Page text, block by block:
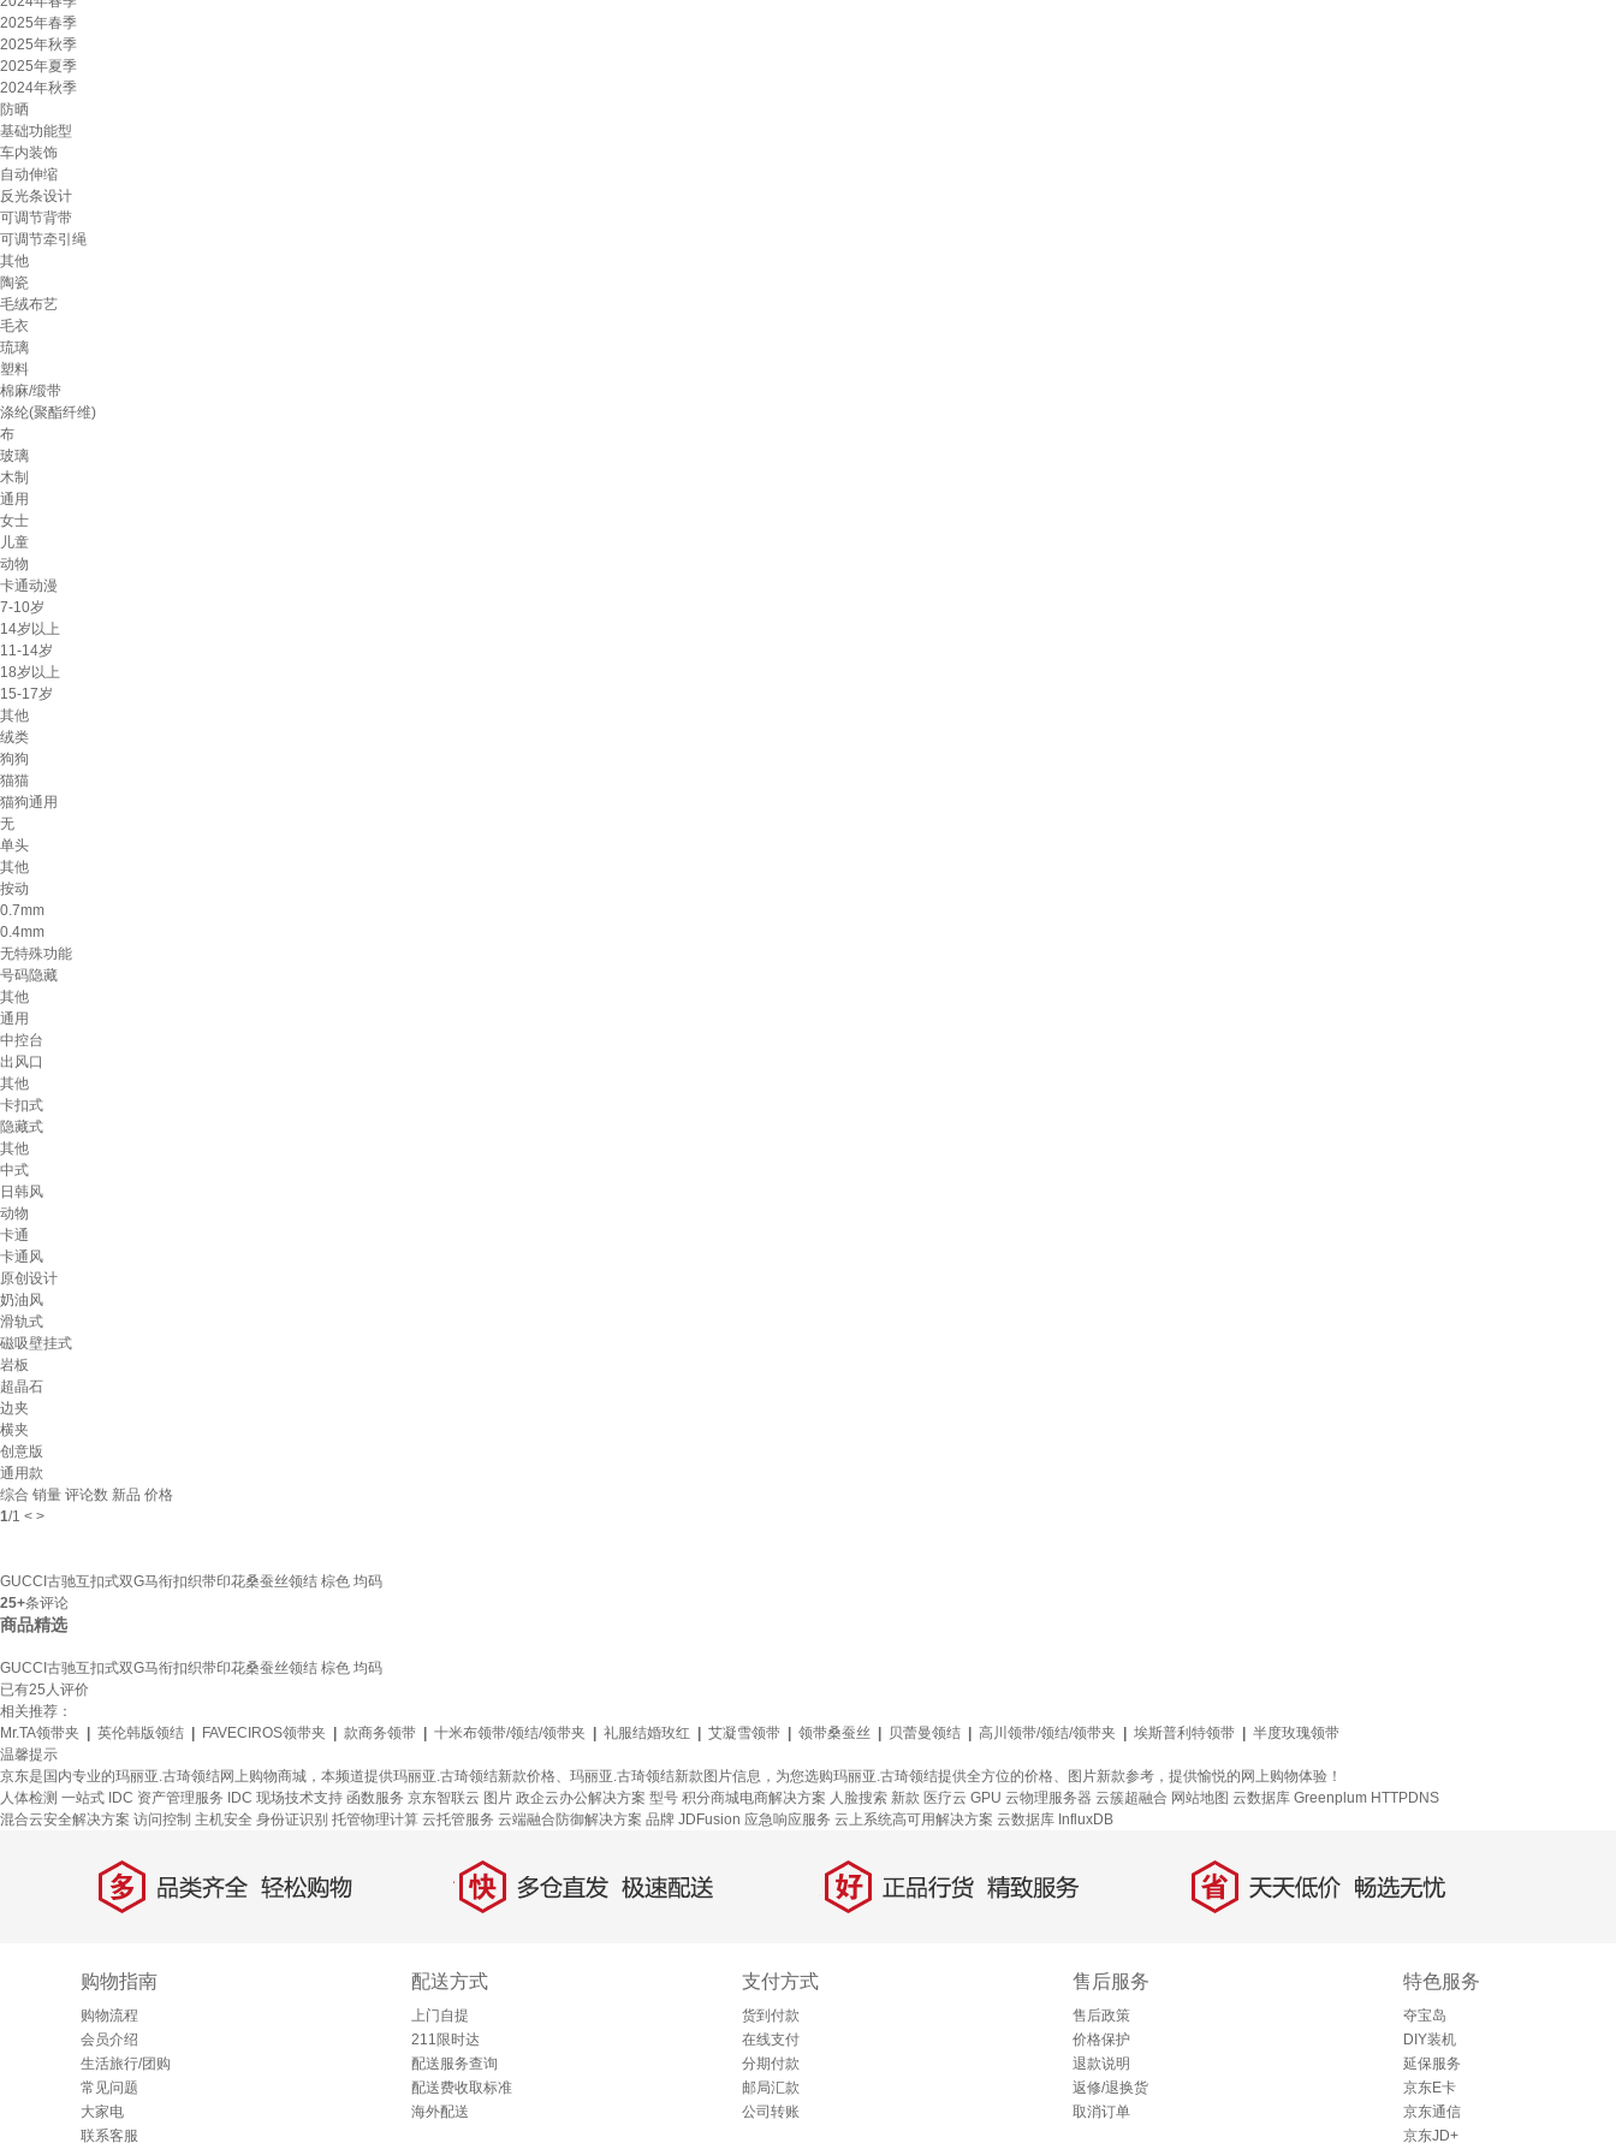
2025年春季
2025年秋季
2025年夏季
2024年秋季
防晒
基础功能型
车内装饰
自动伸缩
反光条设计
可调节背带
可调节牵引绳
其他
陶瓷
毛绒布艺
毛衣
琉璃
塑料
棉麻/缎带
涤纶(聚酯纤维)
布
玻璃
木制
通用
女士
儿童
动物
卡通动漫
7-10岁
14岁以上
11-14岁
18岁以上
15-17岁
其他
绒类
狗狗
猫猫
猫狗通用
无
单头
其他
按动
0.7mm
0.4mm
无特殊功能
号码隐藏
其他
通用
中控台
出风口
其他
卡扣式
隐藏式
其他
中式
日韩风
动物
卡通
卡通风
原创设计
奶油风
滑轨式
磁吸壁挂式
岩板
超晶石
边夹
横夹
创意版
通用款
综合 销量 评论数 新品 价格
1/1 < >
GUCCI古驰互扣式双G马衔扣织带印花桑蚕丝领结 棕色 均码
25+条评论
商品精选
GUCCI古驰互扣式双G马衔扣织带印花桑蚕丝领结 棕色 均码
已有25 人评价
相关推荐：
Mr.TA领带夹
英伦韩版领结 FAVECIROS领带夹 款商务领带 十米布领带/领结/领带夹 礼服结婚玫红 艾凝雪领带 领带桑蚕丝 贝蕾曼领结 高川领带/领结/领带夹 埃斯普利特领带
半度玫瑰领带
温馨提示
京东是国内专业的玛丽亚.古琦领结网上购物商城，本频道提供玛丽亚.古琦领结新款价格、玛丽亚.古琦领结新款图片信息，为您选购玛丽亚.古琦领结提供全方位的价格、图片新款参考，提供愉悦的网上购物体验！
人体检测 一站式 IDC 资产管理服务 IDC 现场技术支持 函数服务 京东智联云 图片 政企云办公解决方案 型号 积分商城电商解决方案 人脸搜索 新款 医疗云 GPU 云物理服务器 云簇超融合 网站地图 云数据库 Greenplum HTTPDNS
混合云安全解决方案 访问控制 主机安全 身份证识别 托管物理计算 云托管服务 云端融合防御解决方案 品牌 JDFusion 应急响应服务 云上系统高可用解决方案 云数据库 InfluxDB
多 品类齐全，轻松购物 快 多仓直发，极速配送 好 正品行货，精致服务 省 天天低价，畅选无忧
购物指南
购物流程
会员介绍
生活旅行/团购
常见问题
大家电
联系客服
配送方式
上门自提
211限时达
配送服务查询
配送费收取标准
海外配送
支付方式
货到付款
在线支付
分期付款
邮局汇款
公司转账
售后服务
售后政策
价格保护
退款说明
返修/退换货
取消订单
特色服务
夺宝岛
DIY装机
延保服务
京东E卡
京东通信
京东JD+